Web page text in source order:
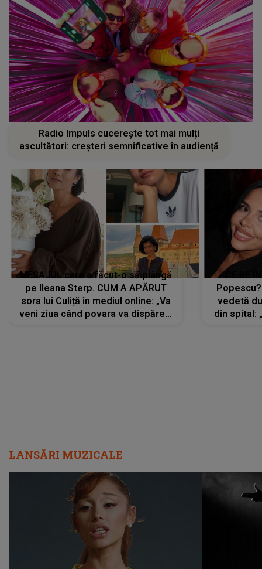
Radio Impuls cucerește tot mai mulți
ascultători: creșteri semnificative în audiență
MESAJUL care a făcut-o să plângă
pe Ileana Sterp. CUM A APĂRUT
sora lui Culiță în mediul online: „Va
veni ziua când povara va dispărea,
vedetă
din spital:
LANSĂRI MUZICALE